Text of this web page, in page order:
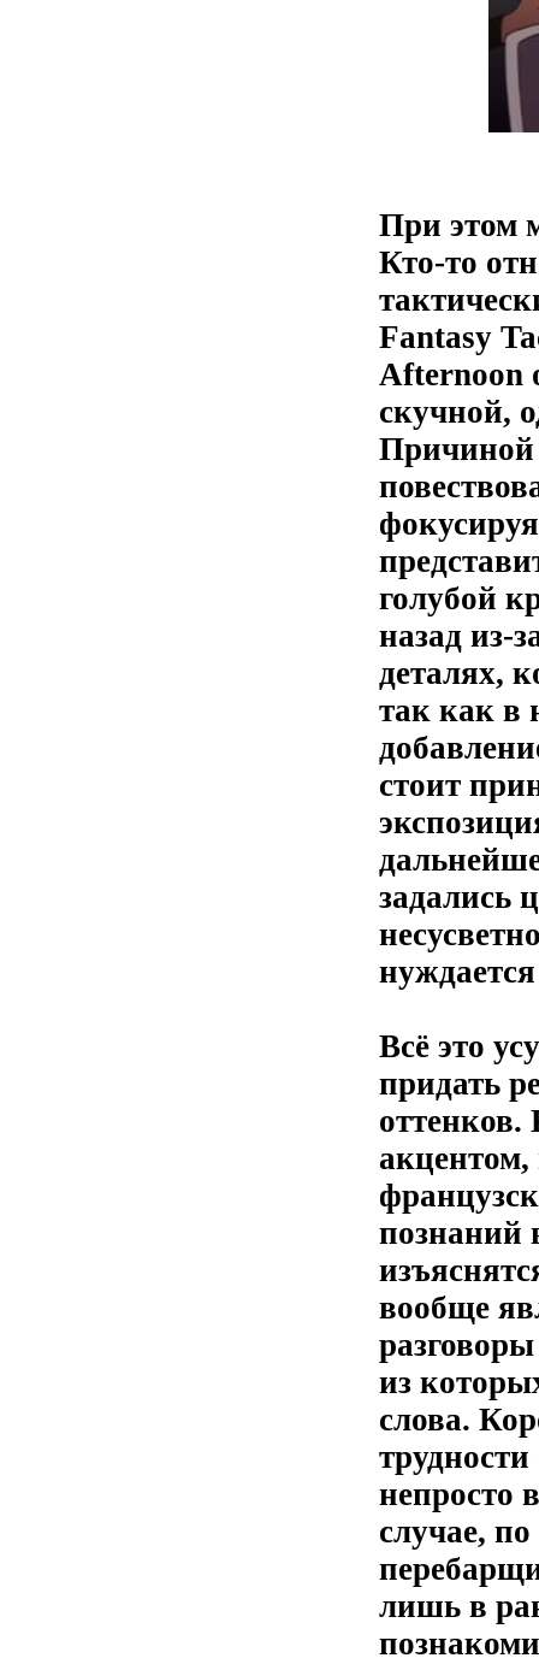
При этом
Кто-то
Fantasy
Afternoon
скучной,
Причиной
голубой
назад из-
деталях,
так как в
стоит
задались
Всё это
придать
познаний
вообще
из
слова.
непросто
случае,
лишь в